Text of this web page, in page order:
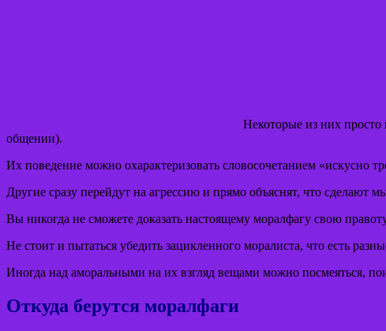
Некоторые из них
общении).
Их поведение можно охарактеризовать словосочетанием «искусно
Другие сразу перейдут на агрессию и прямо объяснят, что сделают
Вы никогда не сможете доказать настоящему моралфагу свою
Не стоит и пытаться убедить зацикленного моралиста, что есть
Иногда над аморальными на их взгляд вещами можно посмеяться,
Откуда берутся моралфаги